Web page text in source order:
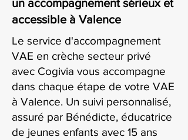
un accompagnement sérieux et
accessible à Valence
Le service d'accompagnement
VAE en crèche secteur privé
avec Cogivia vous accompagne
dans chaque étape de votre VAE
à Valence. Un suivi personnalisé,
assuré par Bénédicte, éducatrice
de jeunes enfants avec 15 ans